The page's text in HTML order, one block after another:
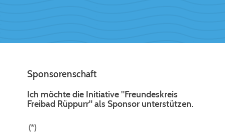
Sponsorenschaft
Ich möchte die Initiative "Freundeskreis
Freibad Rüppurr" als Sponsor unterstützen.
(*)